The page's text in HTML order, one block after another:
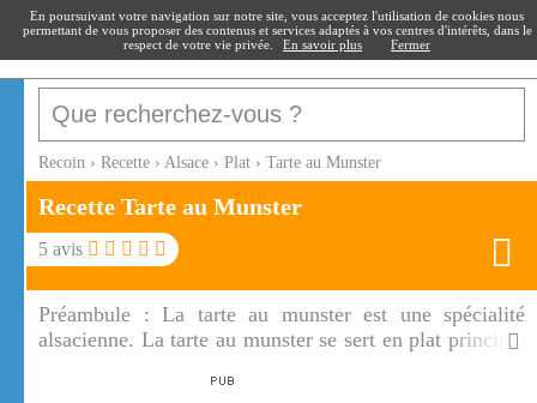
recoin.fr
Recoin › Recette › Alsace › Plat › Tarte au Munster
Recette Tarte au Munster
5 avis
Préambule : La tarte au munster est une spécialité
alsacienne. La tarte au munster se sert en plat principal
déjeuner. C'est un vrai régal !
En poursuivant votre navigation sur notre site, vous acceptez l'utilisation de cookies nous
permettant de vous proposer des contenus et services adaptés à vos centres d'intérêts, dans le
respect de votre vie privée.
En savoir plus Fermer